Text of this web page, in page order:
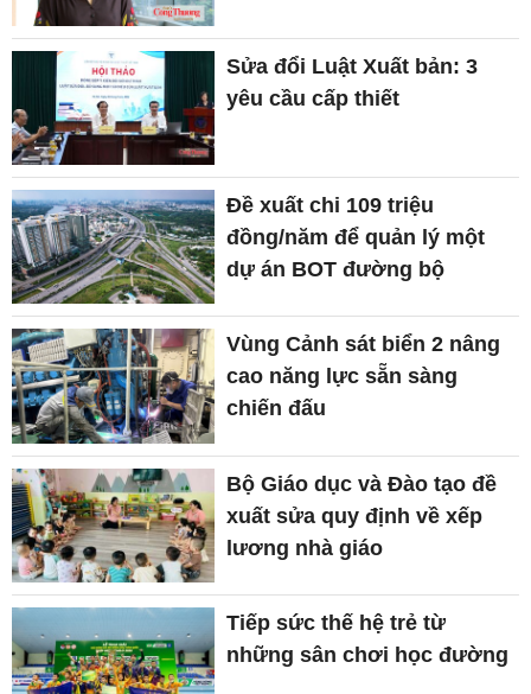
Sửa đổi Luật Xuất bản: 3
yêu cầu cấp thiết
Đề xuất chi 109 triệu
đồng/năm để quản lý một
dự án BOT đường bộ
Vùng Cảnh sát biển 2 nâng
cao năng lực sẵn sàng
chiến đấu
Bộ Giáo dục và Đào tạo đề
xuất sửa quy định về xếp
lương nhà giáo
Tiếp sức thế hệ trẻ từ
những sân chơi học đường